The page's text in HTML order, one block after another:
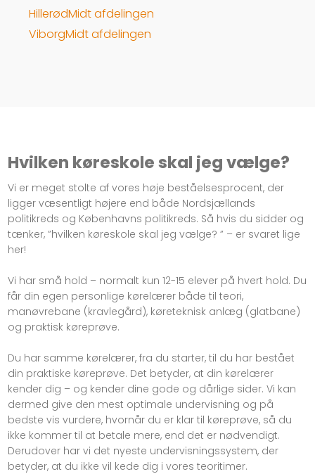
HillerødMidt afdelingen
ViborgMidt afdelingen
Hvilken køreskole skal jeg vælge?
Vi er meget stolte af vores høje beståelsesprocent, der
ligger væsentligt højere end både Nordsjællands
politikreds og Københavns politikreds. Så hvis du sidder og
tænker, ”hvilken køreskole skal jeg vælge? ” – er svaret lige
her!
Vi har små hold – normalt kun 12-15 elever på hvert hold. Du
får din egen personlige kørelærer både til teori,
manøvrebane (kravlegård), køreteknisk anlæg (glatbane)
og praktisk køreprøve.
Du har samme kørelærer, fra du starter, til du har bestået
din praktiske køreprøve. Det betyder, at din kørelærer
kender dig – og kender dine gode og dårlige sider. Vi kan
dermed give den mest optimale undervisning og på
bedste vis vurdere, hvornår du er klar til køreprøve, så du
ikke kommer til at betale mere, end det er nødvendigt.
Derudover har vi det nyeste undervisningssystem, der
betyder, at du ikke vil kede dig i vores teoritimer​.​